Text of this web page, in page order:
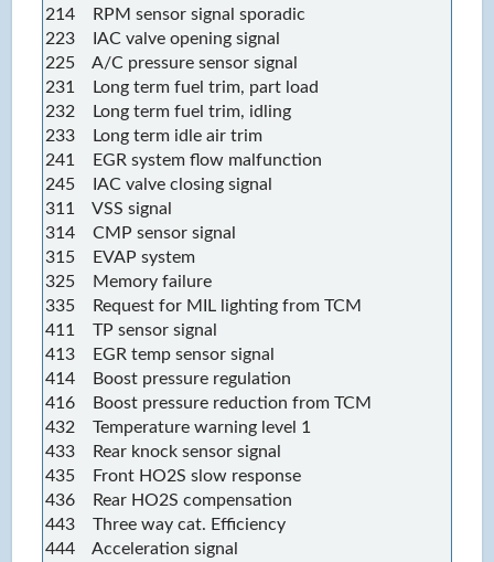
214 RPM sensor signal sporadic
223 IAC valve opening signal
225 A/C pressure sensor signal
231 Long term fuel trim, part load
232 Long term fuel trim, idling
233 Long term idle air trim
241 EGR system flow malfunction
245 IAC valve closing signal
311 VSS signal
314 CMP sensor signal
315 EVAP system
325 Memory failure
335 Request for MIL lighting from TCM
411 TP sensor signal
413 EGR temp sensor signal
414 Boost pressure regulation
416 Boost pressure reduction from TCM
432 Temperature warning level 1
433 Rear knock sensor signal
435 Front HO2S slow response
436 Rear HO2S compensation
443 Three way cat. Efficiency
444 Acceleration signal